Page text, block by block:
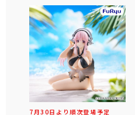
7月30日より順次登場予定